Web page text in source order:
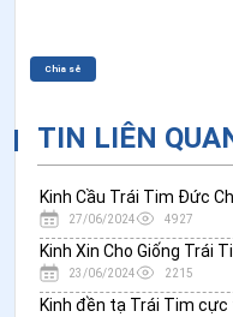
Chia sẻ
TIN LIÊN
Kinh Cầu Trái Tim Đức
27/06/2024 4927
Kinh Xin Cho Giống Trái
23/06/2024 2215
Kinh đền tạ Trái Tim cực